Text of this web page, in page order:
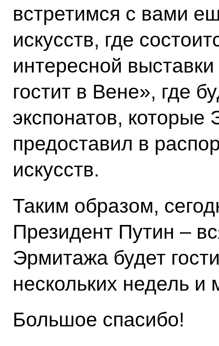
встретимся с вами
искусств, где
интересной
гостит в Вене», где
экспонатов,
предоставил в
искусств.
Таким образом,
Президент Путин –
Эрмитажа будет
нескольких недель и
Большое спасибо!